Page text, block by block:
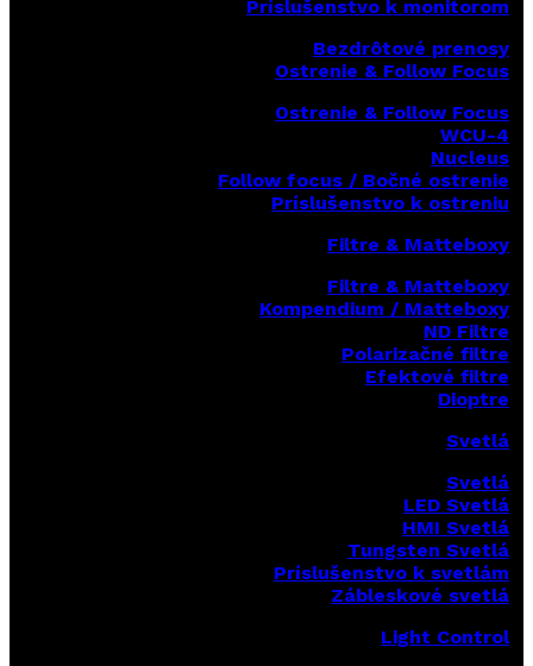
Príslušenstvo k monitorom
Bezdrôtové prenosy
Ostrenie & Follow Focus
Ostrenie & Follow Focus
WCU-4
Nucleus
Follow focus / Bočné ostrenie
Príslušenstvo k ostreniu
Filtre & Matteboxy
Filtre & Matteboxy
Kompendium / Matteboxy
ND Filtre
Polarizačné filtre
Efektové filtre
Dioptre
Svetlá
Svetlá
LED Svetlá
HMI Svetlá
Tungsten Svetlá
Príslušenstvo k svetlám
Zábleskové svetlá
Light Control